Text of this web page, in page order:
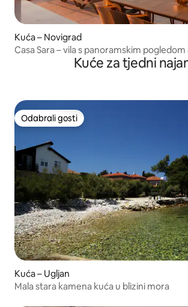
Kuća – Novigrad
Casa Sara – vila s panoramskim
Kuće za tjedni
Odabrali gosti
Odabrali gosti
Kuća – Ugljan
Mala stara kamena kuća u blizini mora